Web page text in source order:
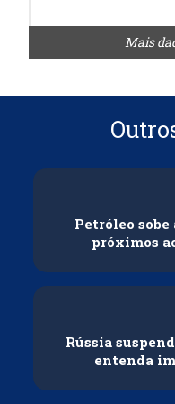
Mais
Petróleo sobe
próximos
Rússia
entenda